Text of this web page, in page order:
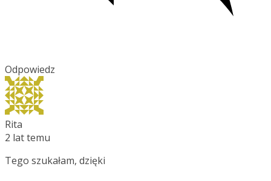
Odpowiedz
Rita
2 lat temu
Tego szukałam, dzięki